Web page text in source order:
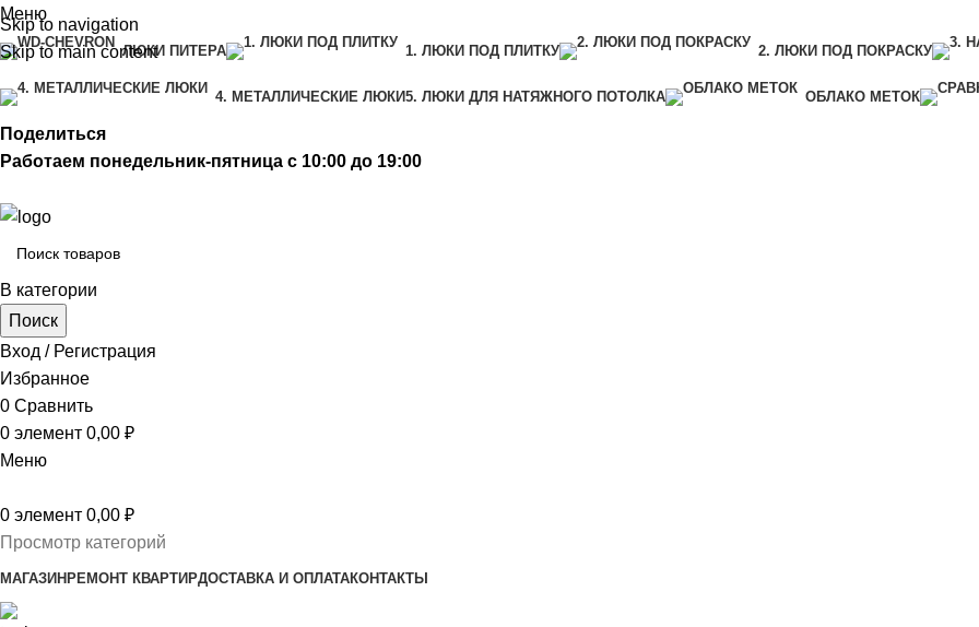
Skip to navigation
Skip to main content
Меню
ЛЮКИ ПИТЕРА 1. ЛЮКИ ПОД ПЛИТКУ 2. ЛЮКИ ПОД ПОКРАСКУ
4. МЕТАЛЛИЧЕСКИЕ ЛЮКИ5. ЛЮКИ ДЛЯ НАТЯЖНОГО ПОТОЛКА ОБЛАКО МЕТОК
Поделиться
Работаем понедельник-пятница с 10:00 до 19:00
В категории
Поиск
Вход / Регистрация
Избранное
0 Сравнить
0 элемент 0,00 ₽
Меню
0 элемент 0,00 ₽
Просмотр категорий
МАГАЗИН РЕМОНТ КВАРТИРДОСТАВКА И ОПЛАТАКОНТАКТЫ